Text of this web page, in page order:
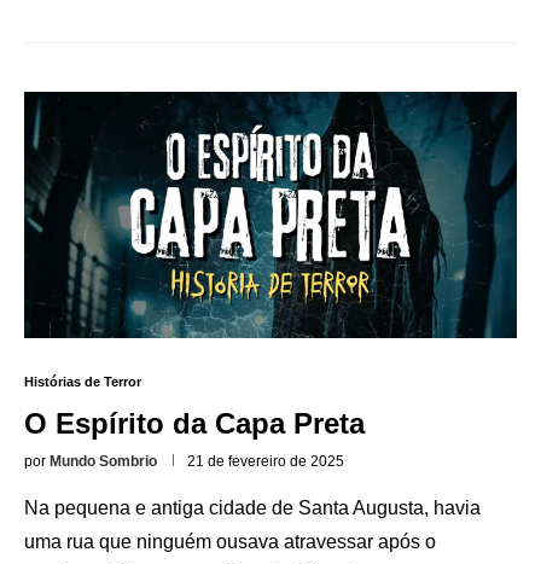
Histórias de Terror
O Espírito da Capa Preta
por Mundo Sombrio 21 de fevereiro de 2025
Na pequena e antiga cidade de Santa Augusta, havia
uma rua que ninguém ousava atravessar após o